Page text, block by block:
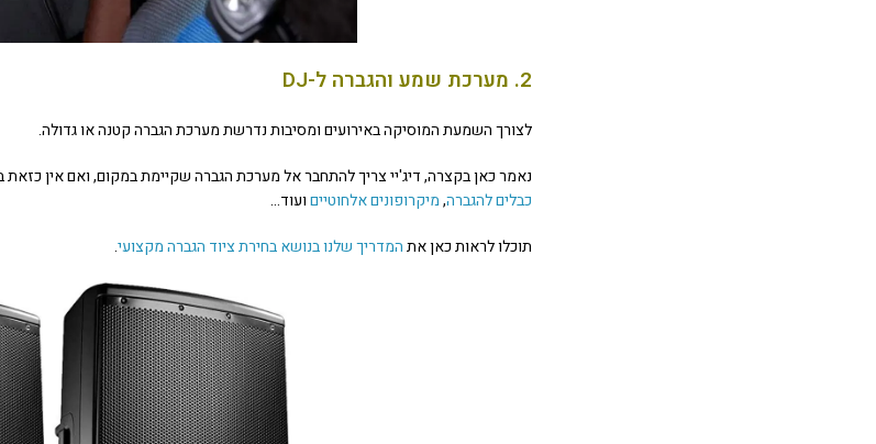
2. מערכת שמע והגברה ל-DJ
לצורך השמעת המוסיקה באירועים ומסיבות נדרשת מערכת הגברה קטנה או גדולה.
נאמר כאן בקצרה, דיג'יי צריך להתחבר אל מערכת הגברה שקיימת במקום, ואם אין
כבלים להגברה,מיקרופונים אלחוטייםועוד…
תוכלו לראות כאן אתהמדריך שלנו בנושא בחירת ציוד הגברה מקצועי.